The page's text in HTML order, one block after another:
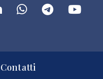
Contatti